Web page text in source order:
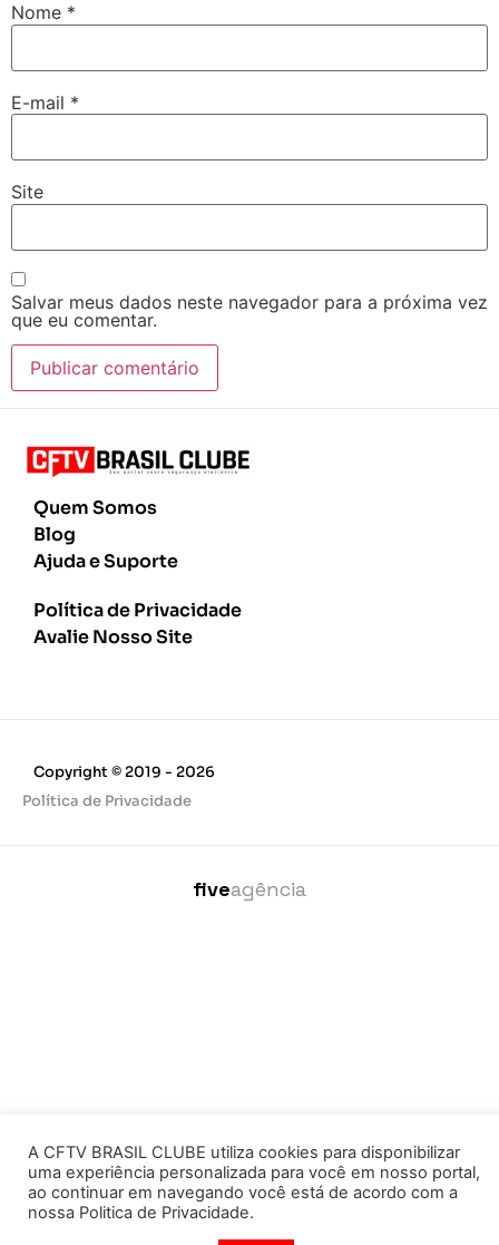
Nome *
E-mail *
Site
Salvar meus dados neste navegador para a próxima vez
que eu comentar.
Quem Somos
Blog
Ajuda e Suporte
Política de Privacidade
Avalie Nosso Site
Copyright © 2019 - 2026
Política de Privacidade
fiveagência
A CFTV BRASIL CLUBE utiliza cookies para disponibilizar
uma experiência personalizada para você em nosso portal,
ao continuar em navegando você está de acordo com a
nossa Politica de Privacidade.